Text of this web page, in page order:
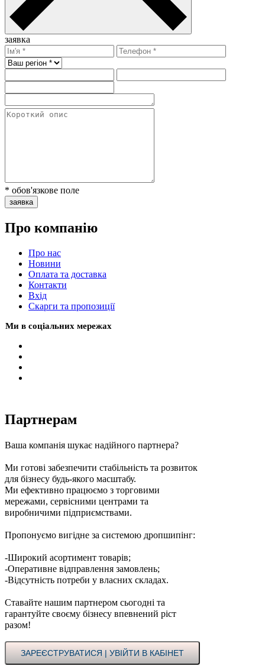
заявка
* обов'язкове поле
заявка
Про компанію
Про нас
Новини
Оплата та доставка
Контакти
Вхiд
Скарги та пропозиції
Ми в соціальних мережах
Партнерам
Ваша компанія шукає надійного партнера?
Ми готові забезпечити стабільність та розвиток
для бізнесу будь-якого масштабу.
Ми ефективно працюємо з торговими
мережами, сервісними центрами та
виробничими підприємствами.
Пропонуємо вигідне за системою дропшипінг:
-Широкий асортимент товарів;
-Оперативне відправлення замовлень;
-Відсутність потреби у власних складах.
Ставайте нашим партнером сьогодні та
гарантуйте своєму бізнесу впевнений ріст
разом!
ЗАРЕЄСТРУВАТИСЯ | УВІЙТИ В КАБІНЕТ